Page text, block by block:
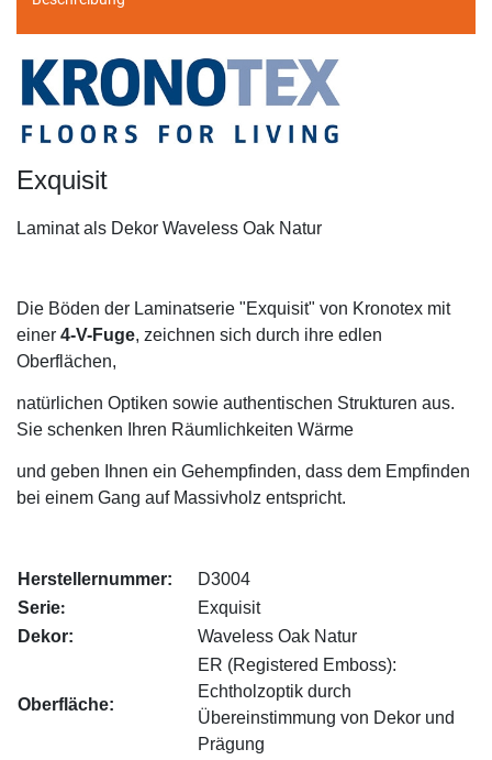
Exquisit
Laminat als Dekor Waveless Oak Natur
Die Böden der Laminatserie "Exquisit" von Kronotex mit
einer 4-V-Fuge, zeichnen sich durch ihre edlen
Oberflächen,
natürlichen Optiken sowie authentischen Strukturen aus.
Sie schenken Ihren Räumlichkeiten Wärme
und geben Ihnen ein Gehempfinden, dass dem Empfinden
bei einem Gang auf Massivholz entspricht.
Herstellernummer:
D3004
Serie:
Exquisit
Dekor:
Waveless Oak Natur
Oberfläche:
ER (Registered Emboss):
Echtholzoptik durch
Übereinstimmung von Dekor und
Prägung